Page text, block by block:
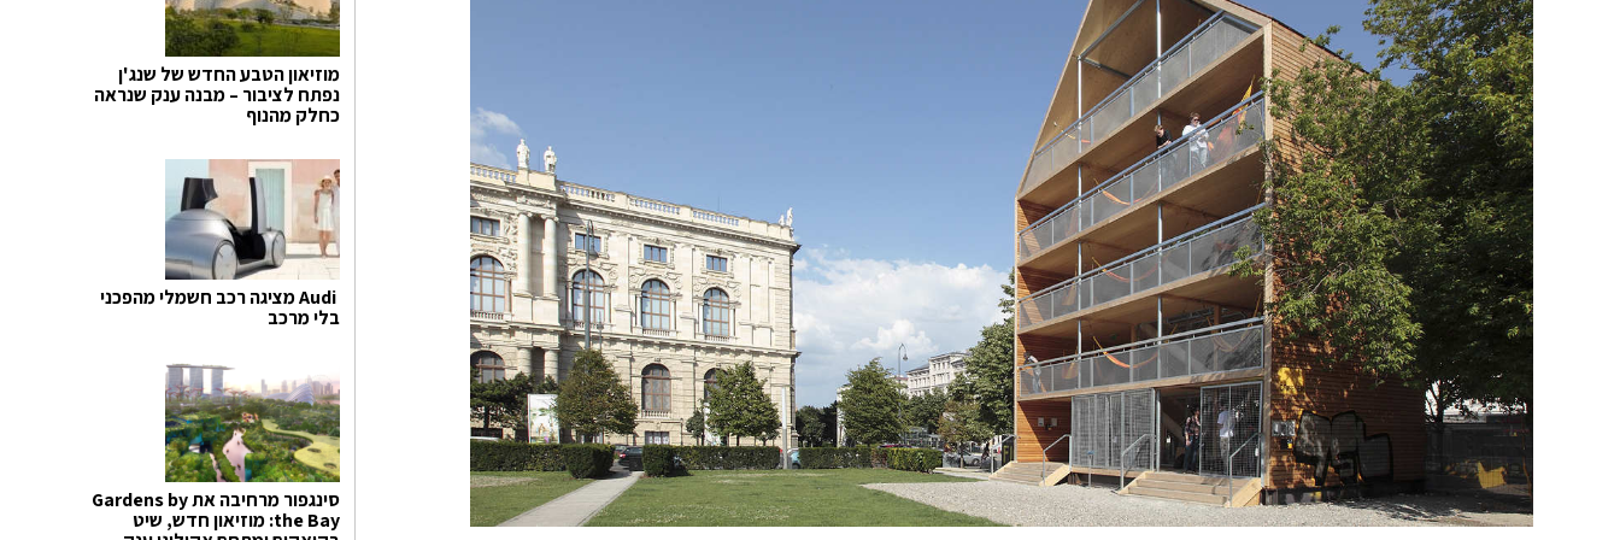
מוזיאון הטבע החדש של שנג'ן
נפתח לציבור – מבנה ענק שנראה
כחלק מהנוף
Audi מציגה רכב חשמלי מהפכני
בלי מרכב
סינגפור מרחיבה את Gardens by
the Bay: מוזיאון חדש, שיט